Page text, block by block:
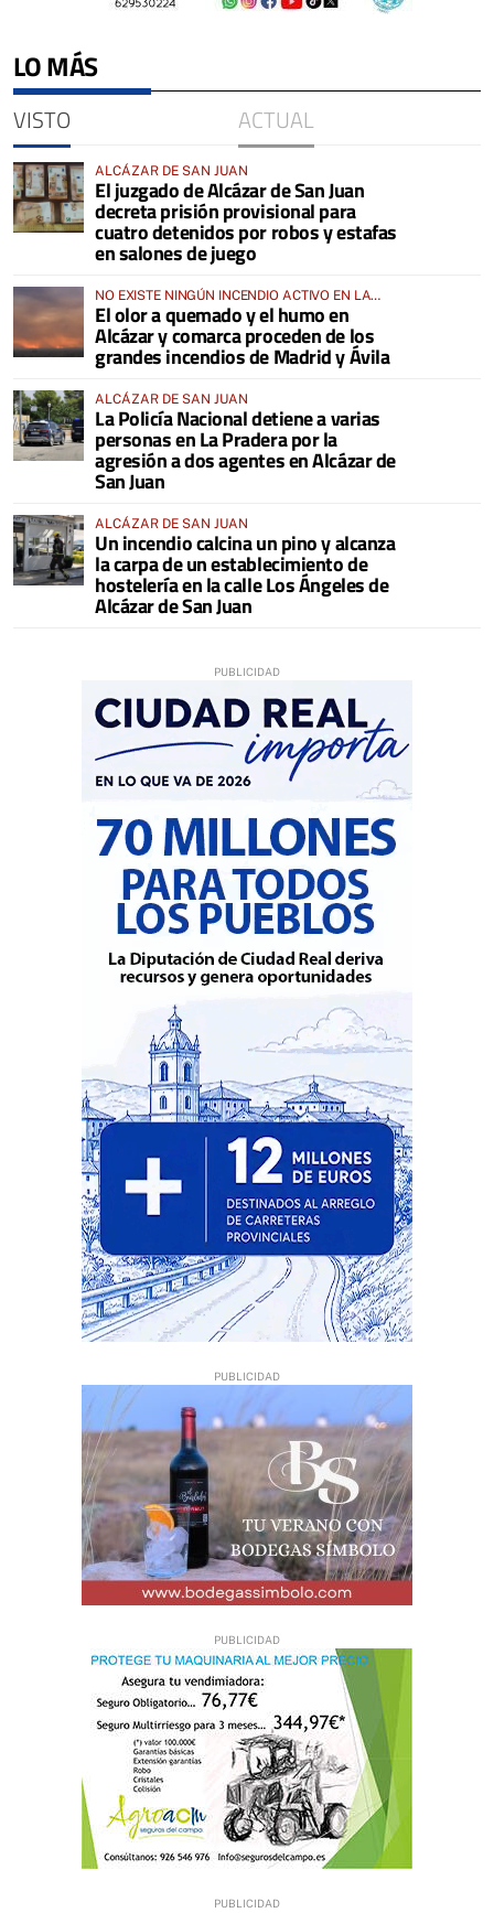
LO MÁS
VISTO ACTUAL
ALCÁZAR DE SAN JUAN
El juzgado de Alcázar de San Juan
decreta prisión provisional para
cuatro detenidos por robos y estafas
en salones de juego
NO EXISTE NINGÚN INCENDIO ACTIVO EN LA
COMARCA
El olor a quemado y el humo en
Alcázar y comarca proceden de los
grandes incendios de Madrid y Ávila
ALCÁZAR DE SAN JUAN
La Policía Nacional detiene a varias
personas en La Pradera por la
agresión a dos agentes en Alcázar de
San Juan
ALCÁZAR DE SAN JUAN
Un incendio calcina un pino y alcanza
la carpa de un establecimiento de
hostelería en la calle Los Ángeles de
Alcázar de San Juan